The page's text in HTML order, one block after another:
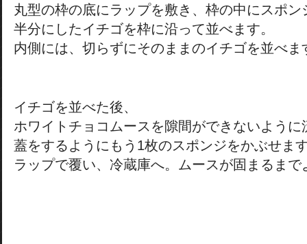
丸型の枠の底にラップを敷き、枠の中にスポン
半分にしたイチゴを枠に沿って並べます。
内側には、切らずにそのままのイチゴを並べま
イチゴを並べた後、
ホワイトチョコムースを隙間ができないように
蓋をするようにもう1枚のスポンジをかぶせま
ラップで覆い、冷蔵庫へ。ムースが固まるまで